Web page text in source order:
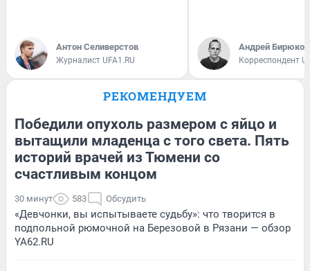
Антон Селиверстов
Журналист UFA1.RU
Андрей Бирюков
Корреспондент
РЕКОМЕНДУЕМ
Победили опухоль размером с яйцо и
вытащили младенца с того света. Пять
историй врачей из Тюмени со
счастливым концом
30 минут 583 Обсудить
«Девчонки, вы испытываете судьбу»: что творится в
подпольной рюмочной на Березовой в Рязани — обзор
YA62.RU